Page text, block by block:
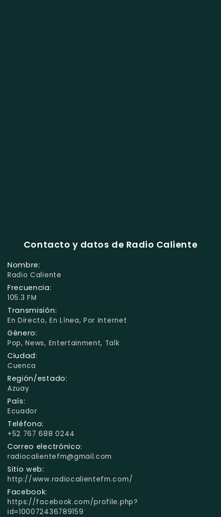
Contacto y datos de Radio Caliente
Nombre:
Radio Caliente
Frecuencia:
105.3 FM
Transmisión:
En Directo, En Línea, Por Internet
Género:
Pop, News, Entertainment, Talk
Ciudad:
Cuenca
Región/estado:
Azuay
País:
Ecuador
Teléfono:
+52 767 688 0244
Correo electrónico:
radiocalientefm@gmail.com
Sitio web:
http://www.radiocalientefm.com/
Facebook:
https://facebook.com/profile.php?
id=100072436789159